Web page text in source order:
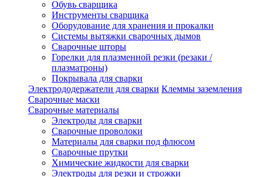
Обувь сварщика
Инструменты сварщика
Оборудование для хранения и прокалки
Системы вытяжки сварочных дымов
Сварочные шторы
Горелки для плазменной резки (резаки /
плазматроны)
Покрывала для сварки
Электрододержатели для сварки Клеммы заземления
Сварочные маски
Сварочные материалы
Электроды для сварки
Сварочные проволоки
Материалы для сварки под флюсом
Сварочные прутки
Химические жидкости для сварки
Электроды для резки и строжки